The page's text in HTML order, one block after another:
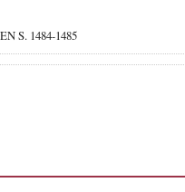
S. 1484-1485